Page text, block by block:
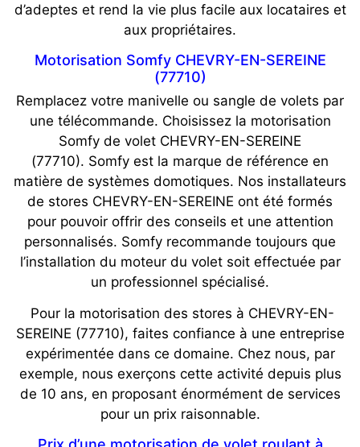
d’adeptes et rend la vie plus facile aux locataires et
aux propriétaires.
Motorisation Somfy CHEVRY-EN-SEREINE
(77710)
Remplacez votre manivelle ou sangle de volets par
une télécommande. Choisissez la motorisation
Somfy de volet CHEVRY-EN-SEREINE
(77710). Somfy est la marque de référence en
matière de systèmes domotiques. Nos installateurs
de stores CHEVRY-EN-SEREINE ont été formés
pour pouvoir offrir des conseils et une attention
personnalisés. Somfy recommande toujours que
l’installation du moteur du volet soit effectuée par
un professionnel spécialisé.
Pour la motorisation des stores à CHEVRY-EN-
SEREINE (77710), faites confiance à une entreprise
expérimentée dans ce domaine. Chez nous, par
exemple, nous exerçons cette activité depuis plus
de 10 ans, en proposant énormément de services
pour un prix raisonnable.